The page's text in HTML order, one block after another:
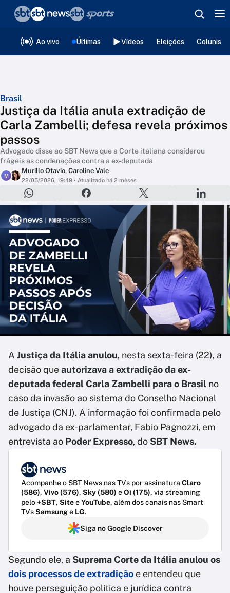
Ao vivo Últimas Vídeos Eleições
Brasil
Justiça da Itália anula extradição de
Carla Zambelli; defesa revela próximos
passos
Advogado disse ao SBT News que a Corte italiana considerou
frágeis as condenações contra a ex-deputada
M
Murillo Otavio, Caroline Vale
22/05/2026, 19:49 • Atualizado há 2 mêses
A Justiça da Itália anulou, nesta sexta-feira (22), a
decisão queautorizava a extradição da ex-
deputada federal Carla Zambelli para o Brasil no
caso da invasão ao sistema do Conselho Nacional
de Justiça (CNJ). A informação foi confirmada pelo
advogado da ex-parlamentar, Fabio Pagnozzi, em
entrevista ao Poder Expresso, do SBT News.
Acompanhe o SBT News nas TVs por assinatura Claro
(586), Vivo (576), Sky (580) eOi (175), via streaming
pelo+SBT, SiteeYouTube, além dos canais nas Smart
TVsSamsunge LG.
Siga no Google Discover
Segundo ele, a Suprema Corte da Itália anulou os
dois processos de extradição e entendeu que
houve perseguição política e jurídica contra
❮voltar
Editorias